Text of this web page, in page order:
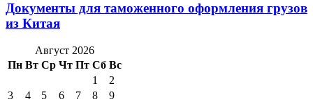
Документы для таможенного оформления грузов
из Китая
Август 2026
Пн Вт Ср Чт Пт Сб Вс
1
2
3
4 5 6 7 8
9